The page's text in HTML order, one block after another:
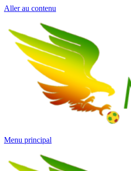
Aller au contenu
Menu principal